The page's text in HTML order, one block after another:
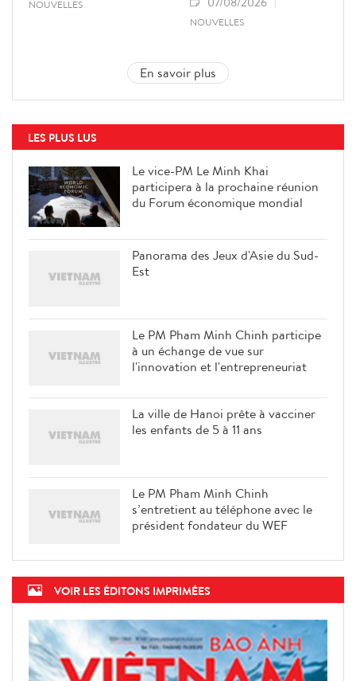
NOUVELLES
NOUVELLES
En savoir plus
LES PLUS LUS
Le vice-PM Le Minh Khai
participera à la prochaine réunion
du Forum économique mondial
Panorama des Jeux d'Asie du Sud-
Est
Le PM Pham Minh Chinh participe
à un échange de vue sur
l'innovation et l'entrepreneuriat
La ville de Hanoi prête à vacciner
les enfants de 5 à 11 ans
Le PM Pham Minh Chinh
s’entretient au téléphone avec le
président fondateur du WEF
VOIR LES ÉDITONS IMPRIMÉES